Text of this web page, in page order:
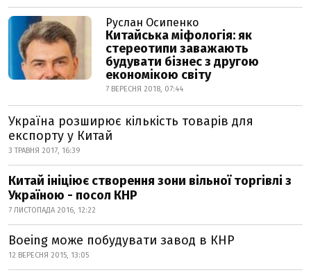
Руслан Осипенко
Китайська міфологія: як
стереотипи заважають
будувати бізнес з другою
економікою світу
7 ВЕРЕСНЯ 2018, 07:44
Україна розширює кількість товарів для
експорту у Китай
3 ТРАВНЯ 2017, 16:39
Китай ініціює створення зони вільної торгівлі з
Україною - посол КНР
7 ЛИСТОПАДА 2016, 12:22
Boeing може побудувати завод в КНР
12 ВЕРЕСНЯ 2015, 13:05